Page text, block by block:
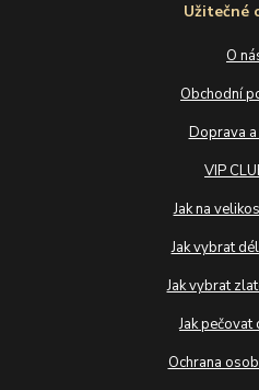
Užitečné
O
Obchodní
Doprava
VIP
Jak na
Jak vybrat
Jak vybrat
Jak pečovat
Ochrana